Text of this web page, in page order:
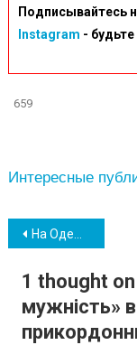
Подписывайтесь
Instagram -
659
Интересные
Навігація
записів
На Одещині застосовуються екстрені погодинні відключення світла
1 thought on
мужність»